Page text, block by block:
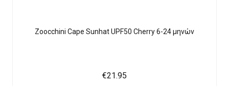
Zoocchini Cape Sunhat UPF50 Cherry 6-24 μηνών
€21.95